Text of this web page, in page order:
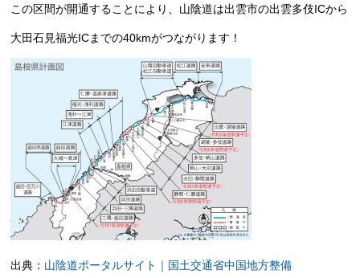
この区間が開通することにより、山陰道は出雲市の出雲多伎ICから
大田石見福光ICまでの40kmがつながります！
出典： 山陰道ポータルサイト｜国土交通省中国地方整備